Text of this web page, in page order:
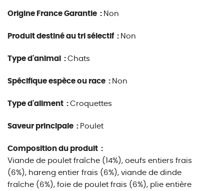
Origine France Garantie : Non
Produit destiné au tri sélectif : Non
Type d'animal : Chats
Spécifique espèce ou race : Non
Type d'aliment : Croquettes
Saveur principale : Poulet
Composition du produit :
Viande de poulet fraîche (14%), oeufs entiers frais
(6%), hareng entier frais (6%), viande de dinde
fraîche (6%), foie de poulet frais (6%), plie entière